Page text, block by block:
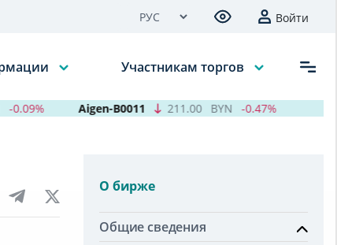
Войти
Участникам торгов
Aigen-B0011 211.00 BYN -0.47%
О бирже
Общие сведения